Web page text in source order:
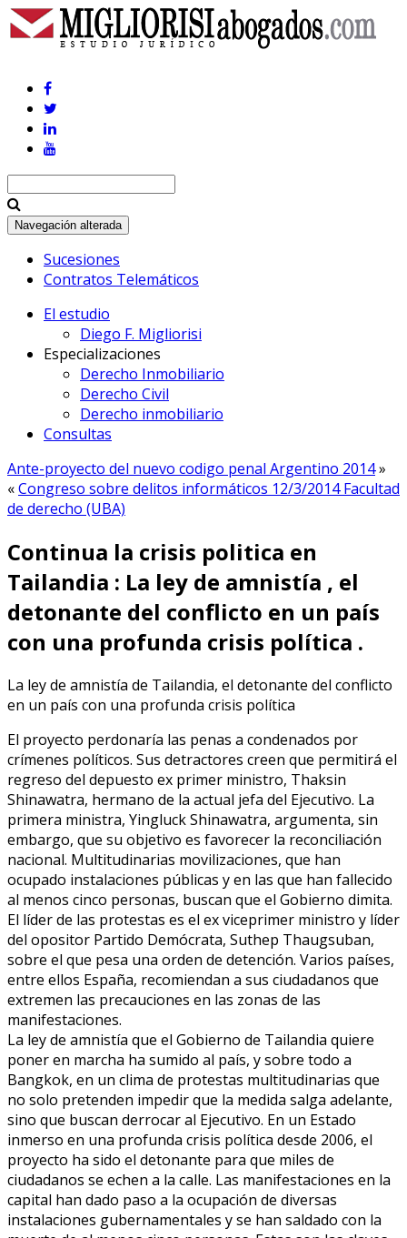
Navegación alterada
Sucesiones
Contratos Telemáticos
El estudio
Diego F. Migliorisi
Especializaciones
Derecho Inmobiliario
Derecho Civil
Derecho inmobiliario
Consultas
Ante-proyecto del nuevo codigo penal Argentino 2014»
«Congreso sobre delitos informáticos 12/3/2014 Facultad
de derecho (UBA)
Continua la crisis politica en
Tailandia : La ley de amnistía , el
detonante del conflicto en un país
con una profunda crisis política .
La ley de amnistía de Tailandia, el detonante del conflicto
en un país con una profunda crisis política
El proyecto perdonaría las penas a condenados por
crímenes políticos. Sus detractores creen que permitirá el
regreso del depuesto ex primer ministro, Thaksin
Shinawatra, hermano de la actual jefa del Ejecutivo. La
primera ministra, Yingluck Shinawatra, argumenta, sin
embargo, que su objetivo es favorecer la reconciliación
nacional. Multitudinarias movilizaciones, que han
ocupado instalaciones públicas y en las que han fallecido
al menos cinco personas, buscan que el Gobierno dimita.
El líder de las protestas es el ex viceprimer ministro y líder
del opositor Partido Demócrata, Suthep Thaugsuban,
sobre el que pesa una orden de detención. Varios países,
entre ellos España, recomiendan a sus ciudadanos que
extremen las precauciones en las zonas de las
manifestaciones.
La ley de amnistía que el Gobierno de Tailandia quiere
poner en marcha ha sumido al país, y sobre todo a
Bangkok, en un clima de protestas multitudinarias que
no solo pretenden impedir que la medida salga adelante,
sino que buscan derrocar al Ejecutivo. En un Estado
inmerso en una profunda crisis política desde 2006, el
proyecto ha sido el detonante para que miles de
ciudadanos se echen a la calle. Las manifestaciones en la
capital han dado paso a la ocupación de diversas
instalaciones gubernamentales y se han saldado con la